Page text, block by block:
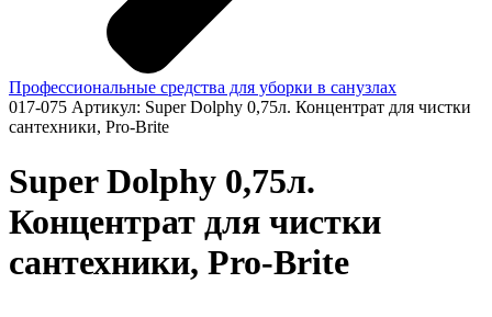
Профессиональные средства для уборки в санузлах
017-075 Артикул: Super Dolphy 0,75л. Концентрат для чистки
сантехники, Pro-Brite
Super Dolphy 0,75л.
Концентрат для чистки
сантехники, Pro-Brite